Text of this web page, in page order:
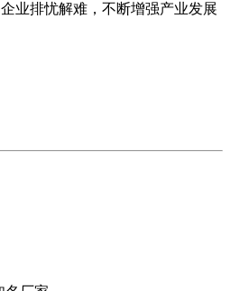
业排忧解难，不断增强产业发展